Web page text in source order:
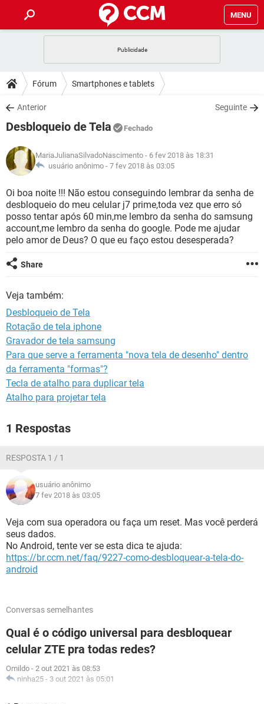
MENU
CELULAR FACEBOOK
OUTLOOK
INSTAGRAM GMAIL
GUIA DE COMPRAS
DICAS
JOGOS WHATSAPP
INSTAGRAM GMAIL
GUIA DE COMPRAS
DOWNLOADS
JOGOS WHATSAPP
CELULAR
OUTLOOK EXCEL
INSTAGRAM GMAIL
GUIA DE COMPRAS
JOGOS WHATSAPP
CELULAR
OUTLOOK EXCEL
INSTAGRAM GMAIL
GUIA DE COMPRAS
GLOSSÁRIO
JOGOS WHATSAPP
CELULAR FACEBOOK
OUTLOOK EXCEL
GMAIL
GUIA DE COMPRAS
Fórum Smartphones e tablets
Anterior Seguinte
Desbloqueio de Tela Fechado
MariaJulianaSilvadoNascimento - 6 fev 2018 às 18:31
usuário anônimo - 7 fev 2018 às 03:05
Oi boa noite !!! Não estou conseguindo lembrar da senha de
desbloqueio do meu celular j7 prime,toda vez que erro só
posso tentar após 60 min,me lembro da senha do samsung
account,me lembro da senha do google. Pode me ajudar
pelo amor de Deus? O que eu faço estou desesperada?
Share
Veja também:
Desbloqueio de Tela
Rotação de tela iphone
Gravador de tela samsung
Para que serve a ferramenta "nova tela de desenho" dentro
da ferramenta "formas"?
Tecla de atalho para duplicar tela
Atalho para projetar tela
1 Respostas
RESPOSTA 1 / 1
usuário anônimo
7 fev 2018 às 03:05
Veja com sua operadora ou faça um reset. Mas você perderá
seus dados.
No Android, tente ver se esta dica te ajuda:
https://br.ccm.net/faq/9227-como-desbloquear-a-tela-do-
android
Conversas semelhantes
Qual é o código universal para desbloquear
celular ZTE pra todas redes?
Omildo - 2 out 2021 às 08:53
ninha25 - 3 out 2021 às 05:01